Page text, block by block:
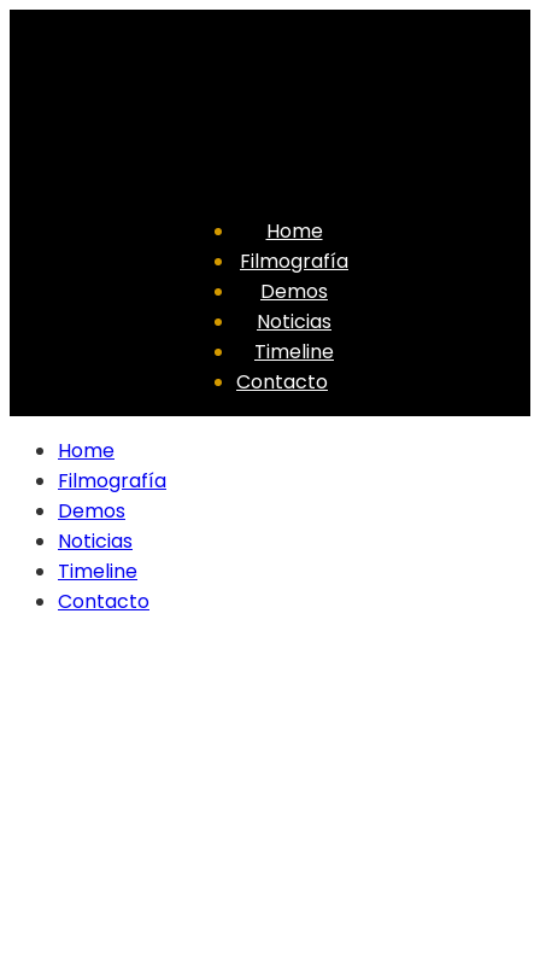
Home
Filmografía
Demos
Noticias
Timeline
Contacto
Home
Filmografía
Demos
Noticias
Timeline
Contacto